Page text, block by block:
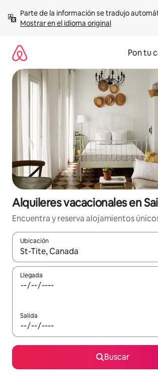
contenidoMostrar en el idioma original
Pon tu
Alquileres vacacionales en
Encuentra y reserva alojamientos
Ubicación
Cuando los resultados estén disponibles,
Llegada
Salida
Buscar